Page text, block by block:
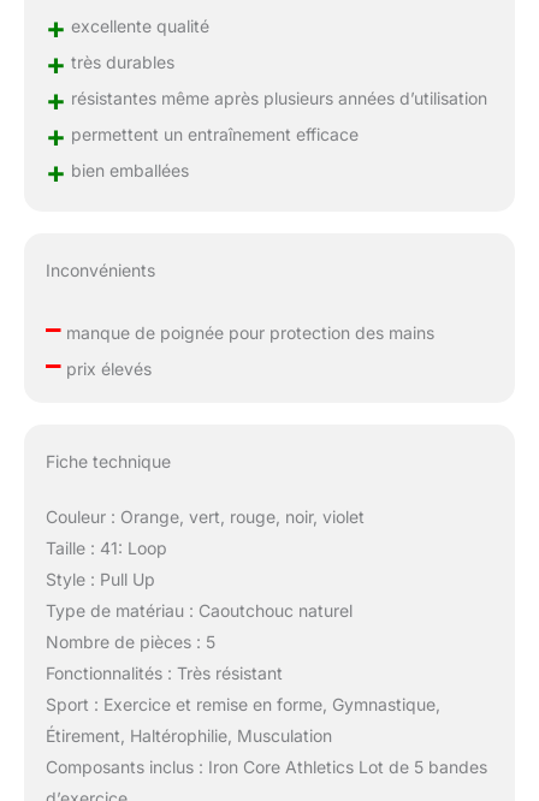
+ excellente qualité
+ très durables
+ résistantes même après plusieurs années d’utilisation
+ permettent un entraînement efficace
+ bien emballées
Inconvénients
–manque de poignée pour protection des mains
–prix élevés
Fiche technique
Couleur : Orange, vert, rouge, noir, violet
Taille : 41: Loop
Style : Pull Up
Type de matériau : Caoutchouc naturel
Nombre de pièces : 5
Fonctionnalités : Très résistant
Sport : Exercice et remise en forme, Gymnastique,
Étirement, Haltérophilie, Musculation
Composants inclus : Iron Core Athletics Lot de 5 bandes